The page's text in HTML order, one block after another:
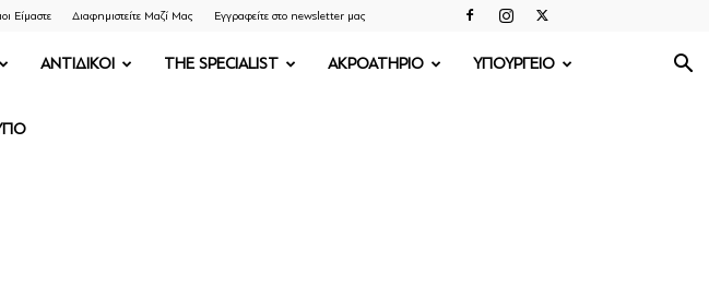
Είμαστε Διαφημιστείτε Μαζί Μας Εγγραφείτε στο newsletter μας
ΑΝΤΙΔΙΚΟΙ THE SPECIALIST ΑΚΡΟΑΤΗΡΙΟ ΥΠΟΥΡΓΕΙΟ